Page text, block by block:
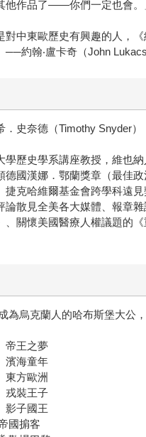
他作品了——你們一定也會。
對中東歐歷史有興趣的人，
──約翰‧盧卡奇（John
．史奈德（Timothy Snyder）
學歷史學系講座教授，維也
德國漢娜．鄂蘭獎章（最佳
捷克哈維爾基金會跨學科遠
論散見全美各大媒體、報章
、關懷美國醫療人權議題的
為烏克蘭人的哈布斯堡大公
王之夢
海童年
方歐洲
裝王子
子國王
國掮客